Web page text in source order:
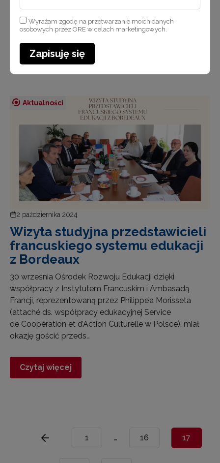
Czytaj więcej
Aktualności
2 października 2024
Wizyta studyjna przedstawicieli
francuskiego systemu edukacji
z Bordeaux
30 września Ośrodek Rozwoju Edukacji dzięki
współpracy z Instytutem Francuskim i Ambasadą
Francji, reprezentowaną przez Philippe’a Morisseta
(attaché ds. współpracy edukacyjnej Service
de Coopération et d’Action Culturelle w Polsce), miał
okazję gościć przeds…
Czytaj więcej
1 … 16 17
Wyrażam zgodę na przetwarzanie moich danych
osobowych przez ORE w celach marketingowych.
Zapisuję się